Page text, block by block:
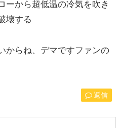
ーから超低温の冷気を吹き
壊する
からね、デマですファンの
返信